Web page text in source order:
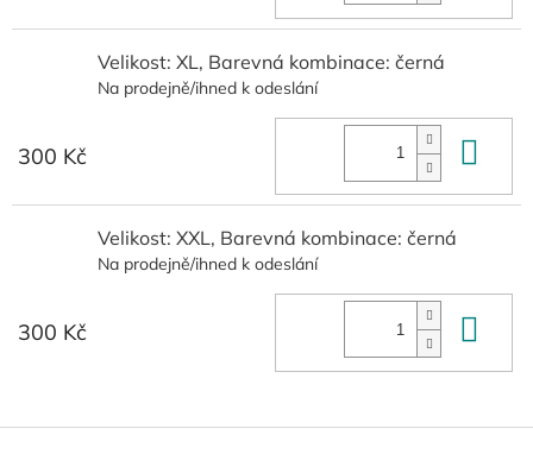
Velikost: XL, Barevná kombinace: černá
Na prodejně/ihned k odeslání
300 Kč
Velikost: XXL, Barevná kombinace: černá
Na prodejně/ihned k odeslání
300 Kč
Z